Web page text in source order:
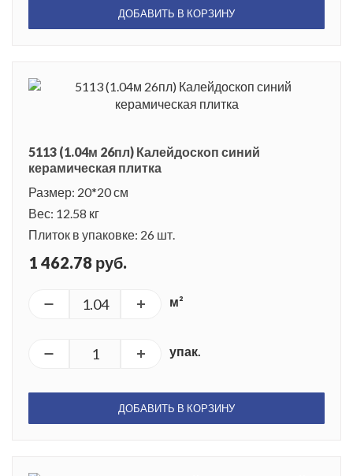
ДОБАВИТЬ В КОРЗИНУ
5113 (1.04м 26пл) Калейдоскоп синий
керамическая плитка
Размер: 20*20 см
Вес: 12.58 кг
Плиток в упаковке: 26 шт.
1 462.78 руб.
м²
упак.
ДОБАВИТЬ В КОРЗИНУ